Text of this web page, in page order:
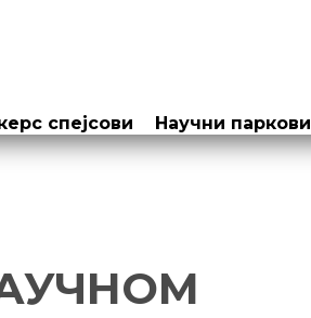
спејсови Научни паркови